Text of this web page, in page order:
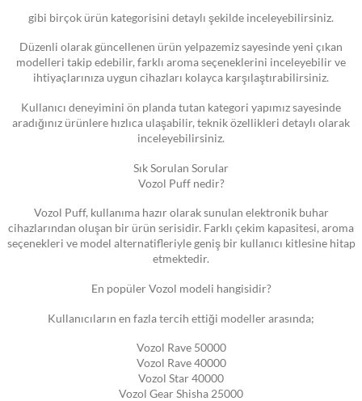
gibi birçok ürün kategorisini detaylı şekilde inceleyebilirsiniz.
Düzenli olarak güncellenen ürün yelpazemiz sayesinde yeni çıkan
modelleri takip edebilir, farklı aroma seçeneklerini inceleyebilir ve
ihtiyaçlarınıza uygun cihazları kolayca karşılaştırabilirsiniz.
Kullanıcı deneyimini ön planda tutan kategori yapımız sayesinde
aradığınız ürünlere hızlıca ulaşabilir, teknik özellikleri detaylı olarak
inceleyebilirsiniz.
Sık Sorulan Sorular
Vozol Puff nedir?
Vozol Puff, kullanıma hazır olarak sunulan elektronik buhar
cihazlarından oluşan bir ürün serisidir. Farklı çekim kapasitesi, aroma
seçenekleri ve model alternatifleriyle geniş bir kullanıcı kitlesine hitap
etmektedir.
En popüler Vozol modeli hangisidir?
Kullanıcıların en fazla tercih ettiği modeller arasında;
Vozol Rave 50000
Vozol Rave 40000
Vozol Star 40000
Vozol Gear Shisha 25000